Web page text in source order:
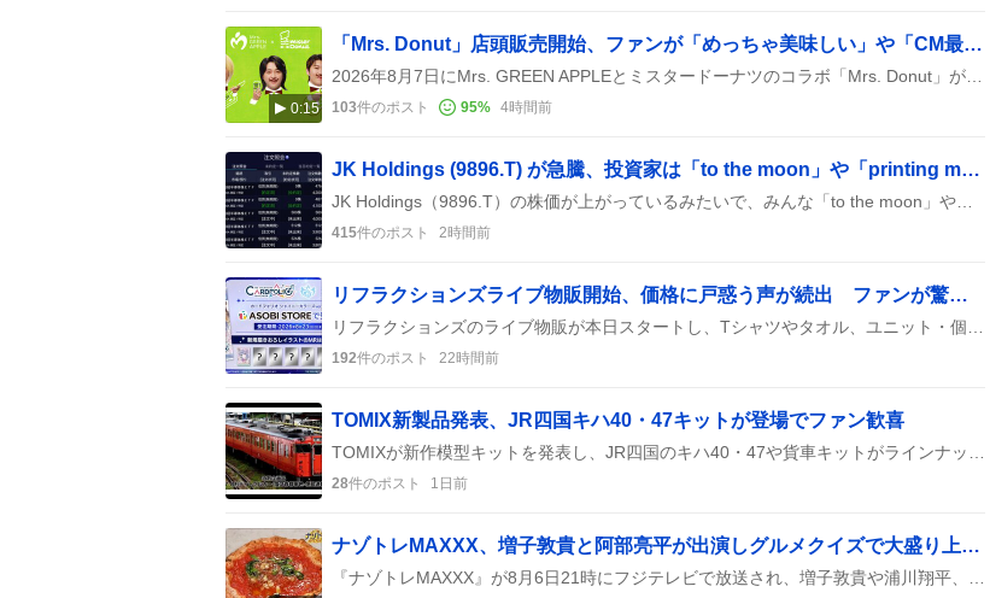
0:15
「Mrs. Donut」店頭販売開始、ファンが「めっちゃ美味しい」や「CM最高」など熱狂
103件のポスト 95% 4時間前
JK Holdings (9896.T) が急騰、投資家は「to the moon」や「printing money」に熱狂
415件のポスト 2時間前
リフラクションズライブ物販開始、価格に戸惑う声が続出 ファンが驚愕、5万円超えの購入額に懸念
192件のポスト 22時間前
TOMIX新製品発表、JR四国キハ40・47キットが登場でファン歓喜
28件のポスト 1日前
ナゾトレMAXXX、増子敦貴と阿部亮平が出演しグルメクイズで大盛り上がり